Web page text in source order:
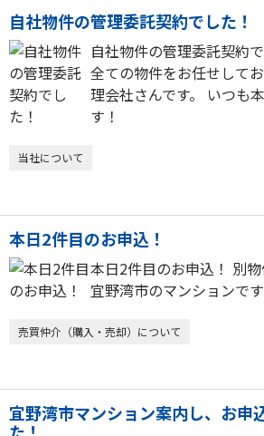
自社物件の管理委託契約でした！
自社物件の管理委託契約
全ての物件をお任せして
理会社さんです。 いつも
す！
当社について
本日2件目のお申込！
本日2件目のお申込！ 別
宜野湾市のマンションです
売買仲介（購入・売却）について
宜野湾市マンション案内し、お申